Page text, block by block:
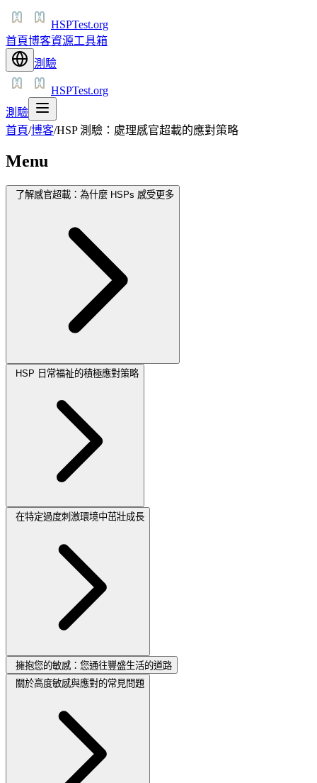
HSPTest.org
首頁博客資源工具箱
測驗
HSPTest.org
測驗
首頁/博客/HSP 測驗：處理感官超載的應對策略
Menu
了解感官超載：為什麼 HSPs 感受更多
HSP 日常福祉的積極應對策略
在特定過度刺激環境中茁壯成長
擁抱您的敏感：您通往豐盛生活的道路
關於高度敏感與應對的常見問題